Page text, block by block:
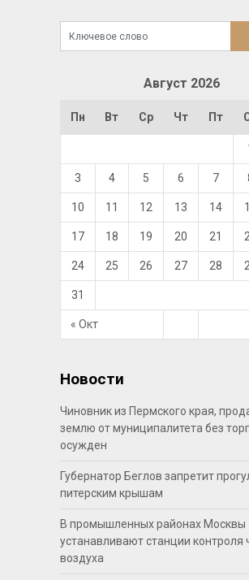
Август 2026
Пн Вт Ср Чт Пт
« Окт
3 4 5 6 7
10 11 12 13 14
17 18 19 20 21
24 25 26 27 28
31
Новости
Чиновник из Пермского края,
землю от муниципалитета без
осужден
Губернатор Беглов запретит
питерским крышам
В промышленных районах Москвы
устанавливают станции контроля
воздуха